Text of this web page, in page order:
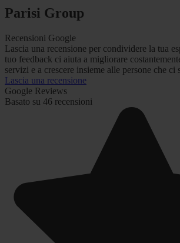
Parisi Group
Recensioni Google
Lascia una recensione per condividere la tua
tuo feedback ci aiuta a migliorare
servizi e a crescere insieme alle persone che
Lascia una recensione
Google Reviews
Basato su 46 recensioni